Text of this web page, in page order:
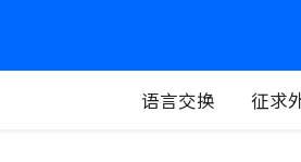
语言交换 征求